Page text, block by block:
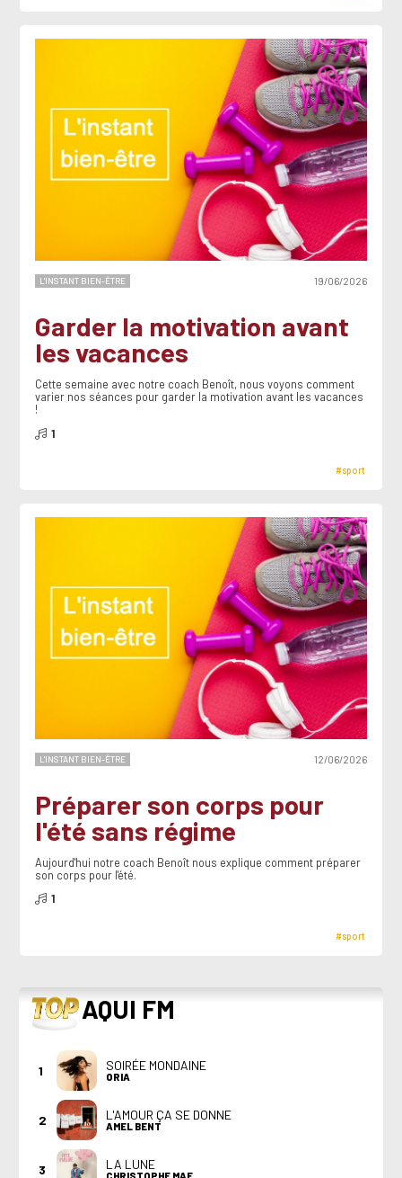
L'INSTANT BIEN-ÊTRE 19/06/2026
Garder la motivation avant
les vacances
Cette semaine avec notre coach Benoît, nous voyons comment
varier nos séances pour garder la motivation avant les vacances
!
1
#sport
L'INSTANT BIEN-ÊTRE 12/06/2026
Préparer son corps pour
l'été sans régime
Aujourd'hui notre coach Benoît nous explique comment préparer
son corps pour l'été.
1
#sport
TOP AQUI FM
1 SOIRÉE MONDAINE
ORIA
2 L'AMOUR ÇA SE DONNE
AMEL BENT
3 LA LUNE